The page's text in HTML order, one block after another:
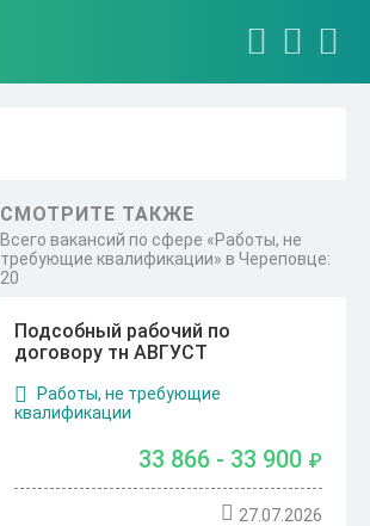
СМОТРИТЕ ТАКЖЕ
Всего вакансий по сфере «Работы, не
требующие квалификации» в Череповце:
20
Подсобный рабочий по
договору тн АВГУСТ
Работы, не требующие
квалификации
33 866 - 33 900 ₽
27.07.2026